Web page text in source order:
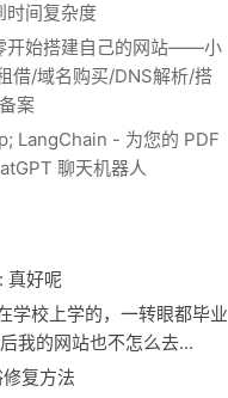
时间复杂度
开始搭建自己的网站——小
借/域名购买/DNS解析/搭
案
LangChain - 为您的 PDF
聊天机器人
: 真好呢
学校上学的，一转眼都毕业
我的网站也不怎么去...
修复方法